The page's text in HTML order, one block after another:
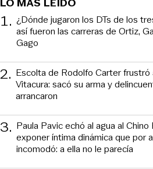
1. ¿Dónde jugaron los DTs de los
así fueron las carreras de Ortiz,
Gago
2. Escolta de Rodolfo Carter frustró
Vitacura: sacó su arma y
arrancaron
3. Paula Pavic echó al agua al Chino
exponer íntima dinámica que por
incomodó: a ella no le parecía